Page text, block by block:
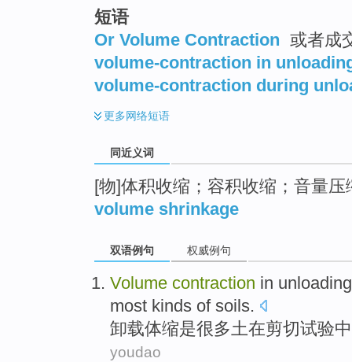
短语
Or Volume Contraction 或者成
volume-contraction in
volume-contraction during
更多网络短语
同近义词
[物]体积收缩；容积收缩；音量压
volume shrinkage
双语例句 权威例句
Volume contraction in unloading
most kinds of soils.
卸载体缩是很多土在剪切试验
youdao